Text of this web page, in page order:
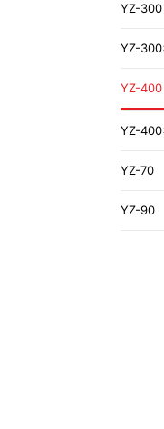
YZ-300
YZ-
YZ-400
YZ-
YZ-70
YZ-90